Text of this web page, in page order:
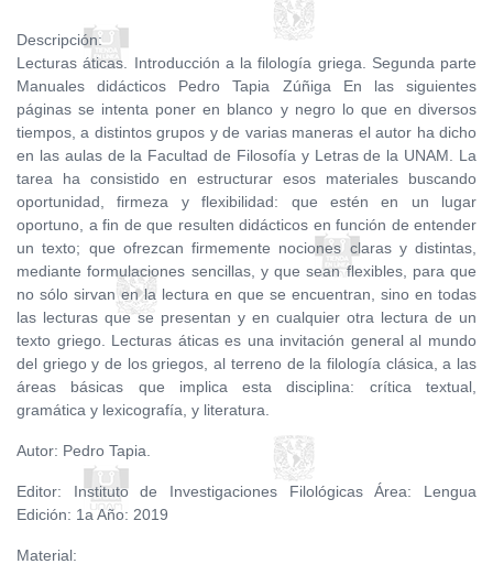
Descripción:
Lecturas áticas. Introducción a la filología griega. Segunda parte
Manuales didácticos Pedro Tapia Zúñiga En las siguientes
páginas se intenta poner en blanco y negro lo que en diversos
tiempos, a distintos grupos y de varias maneras el autor ha dicho
en las aulas de la Facultad de Filosofía y Letras de la UNAM. La
tarea ha consistido en estructurar esos materiales buscando
oportunidad, firmeza y flexibilidad: que estén en un lugar
oportuno, a fin de que resulten didácticos en función de entender
un texto; que ofrezcan firmemente nociones claras y distintas,
mediante formulaciones sencillas, y que sean flexibles, para que
no sólo sirvan en la lectura en que se encuentran, sino en todas
las lecturas que se presentan y en cualquier otra lectura de un
texto griego. Lecturas áticas es una invitación general al mundo
del griego y de los griegos, al terreno de la filología clásica, a las
áreas básicas que implica esta disciplina: crítica textual,
gramática y lexicografía, y literatura.
Autor: Pedro Tapia.
Editor: Instituto de Investigaciones Filológicas Área: Lengua
Edición: 1a Año: 2019
Material: